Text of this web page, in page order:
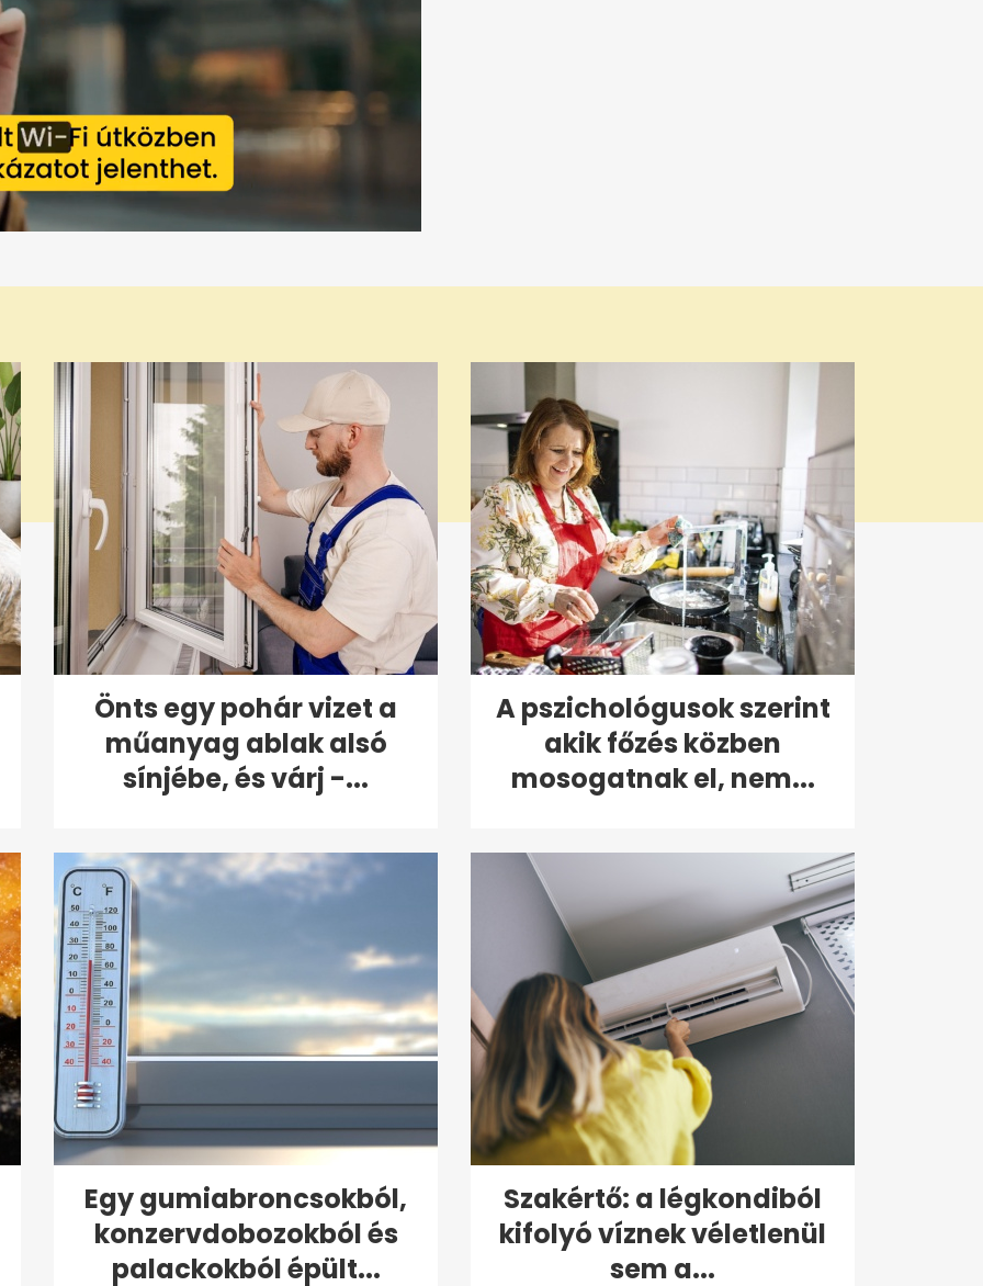
Önts egy pohár vizet a
műanyag ablak alsó
sínjébe, és várj -...
A pszichológusok szerint
akik főzés közben
mosogatnak el, nem...
Egy gumiabroncsokból,
konzervdobozokból és
palackokból épült...
Szakértő: a légkondiból
kifolyó víznek véletlenül
sem a...